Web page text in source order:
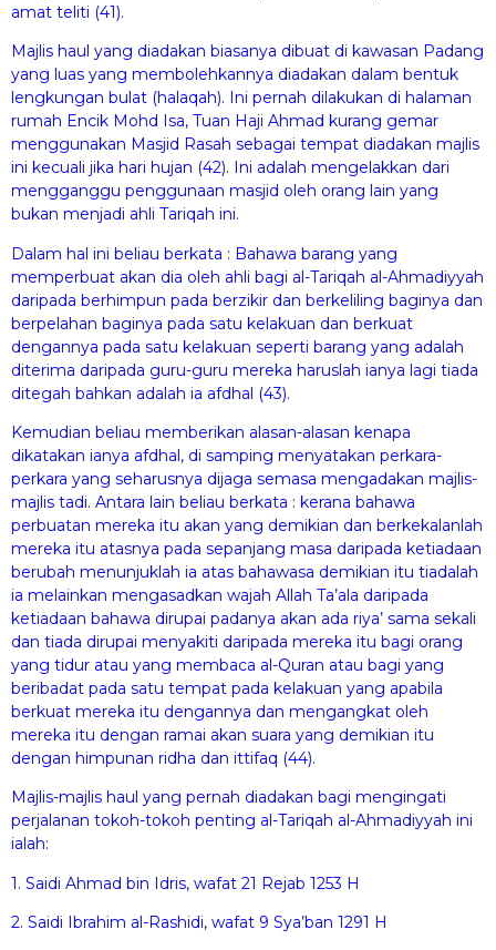
amat teliti (41).
Majlis haul yang diadakan biasanya dibuat di kawasan Padang
yang luas yang membolehkannya diadakan dalam bentuk
lengkungan bulat (halaqah). Ini pernah dilakukan di halaman
rumah Encik Mohd Isa, Tuan Haji Ahmad kurang gemar
menggunakan Masjid Rasah sebagai tempat diadakan majlis
ini kecuali jika hari hujan (42). Ini adalah mengelakkan dari
mengganggu penggunaan masjid oleh orang lain yang
bukan menjadi ahli Tariqah ini.
Dalam hal ini beliau berkata : Bahawa barang yang
memperbuat akan dia oleh ahli bagi al-Tariqah al-Ahmadiyyah
daripada berhimpun pada berzikir dan berkeliling baginya dan
berpelahan baginya pada satu kelakuan dan berkuat
dengannya pada satu kelakuan seperti barang yang adalah
diterima daripada guru-guru mereka haruslah ianya lagi tiada
ditegah bahkan adalah ia afdhal (43).
Kemudian beliau memberikan alasan-alasan kenapa
dikatakan ianya afdhal, di samping menyatakan perkara-
perkara yang seharusnya dijaga semasa mengadakan majlis-
majlis tadi. Antara lain beliau berkata : kerana bahawa
perbuatan mereka itu akan yang demikian dan berkekalanlah
mereka itu atasnya pada sepanjang masa daripada ketiadaan
berubah menunjuklah ia atas bahawasa demikian itu tiadalah
ia melainkan mengasadkan wajah Allah Ta’ala daripada
ketiadaan bahawa dirupai padanya akan ada riya’ sama sekali
dan tiada dirupai menyakiti daripada mereka itu bagi orang
yang tidur atau yang membaca al-Quran atau bagi yang
beribadat pada satu tempat pada kelakuan yang apabila
berkuat mereka itu dengannya dan mengangkat oleh
mereka itu dengan ramai akan suara yang demikian itu
dengan himpunan ridha dan ittifaq (44).
Majlis-majlis haul yang pernah diadakan bagi mengingati
perjalanan tokoh-tokoh penting al-Tariqah al-Ahmadiyyah ini
ialah:
1. Saidi Ahmad bin Idris, wafat 21 Rejab 1253 H
2. Saidi Ibrahim al-Rashidi, wafat 9 Sya’ban 1291 H